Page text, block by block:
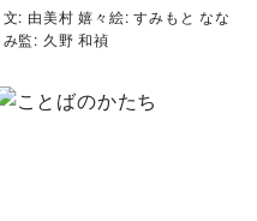
文: 由美村 嬉々絵: すみもと なな
み監: 久野 和禎